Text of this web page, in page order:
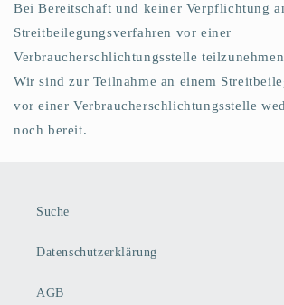
Bei Bereitschaft und keiner Verpflichtung
Streitbeilegungsverfahren vor einer
Verbraucherschlichtungsstelle
Wir sind zur Teilnahme an einem
vor einer Verbraucherschlichtungsstelle
noch bereit.
Suche
Datenschutzerklärung
AGB